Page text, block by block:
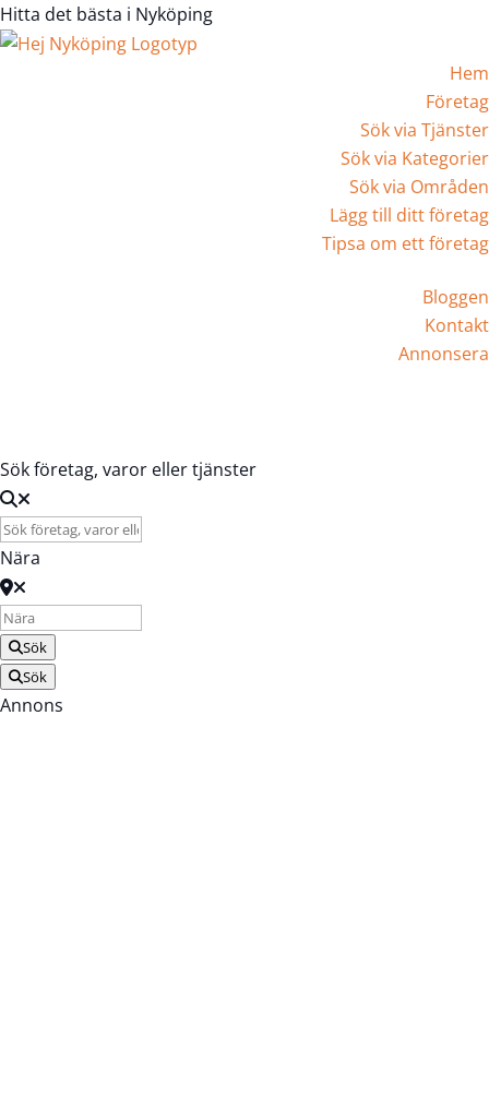
Hitta det bästa i Nyköping
Hem
Företag
Sök via Tjänster
Sök via Kategorier
Sök via Områden
Lägg till ditt företag
Tipsa om ett företag
Bloggen
Kontakt
Annonsera
Sök företag, varor eller tjänster
Nära
Sök
Sök
Annons